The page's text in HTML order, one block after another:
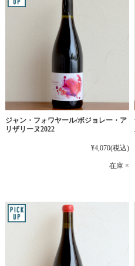
ジャン・フォワヤール/ボジョレー・ア
リザリーヌ2022
¥4,070(税込)
在庫 ×